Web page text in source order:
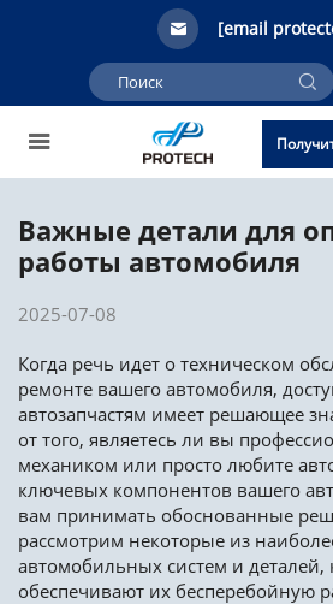
[email
Важные детали для
работы автомобиля
2025-07-08
Когда речь идет о техническом
ремонте вашего автомобиля,
автозапчастям имеет решающее
от того, являетесь ли вы
механиком или просто любите
ключевых компонентов вашего
вам принимать обоснованные
рассмотрим некоторые из
автомобильных систем и деталей,
обеспечивают их бесперебойную